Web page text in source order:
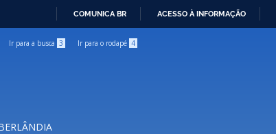
COMUNICA BR ACESSO À INFORMAÇÃO
Ir para a busca 3 Ir para o rodapé 4